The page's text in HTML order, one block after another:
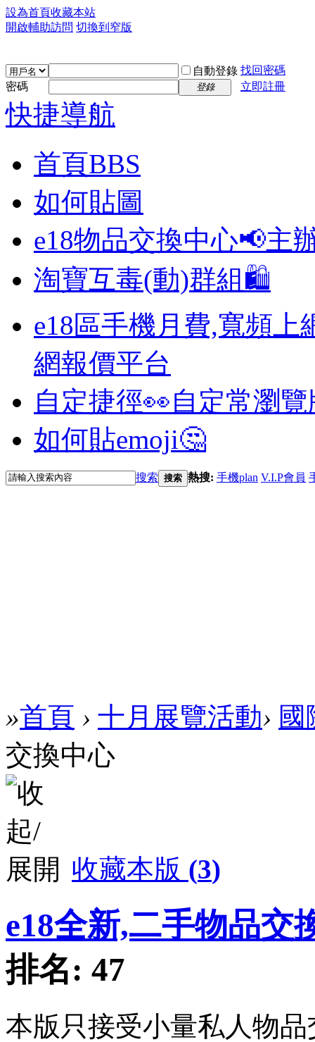
設為首頁收藏本站
開啟輔助訪問 切換到窄版
自動登錄 找回密碼
密碼
登錄 立即註冊
快捷導航
首頁BBS
如何貼圖
e18物品交換中心📢主
淘寶互毒(動)群組🛍️
e18區手機月費,寬頻上
網報價平台
自定捷徑👀自定常瀏
如何貼emoji🤔
搜索 搜索 熱搜: 手機plan V.I.P會員
»首頁 › 十月展覽活動› 國
交換中心
收藏本版 (3)
e18全新,二手物品交
排名: 47
本版只接受小量私人物